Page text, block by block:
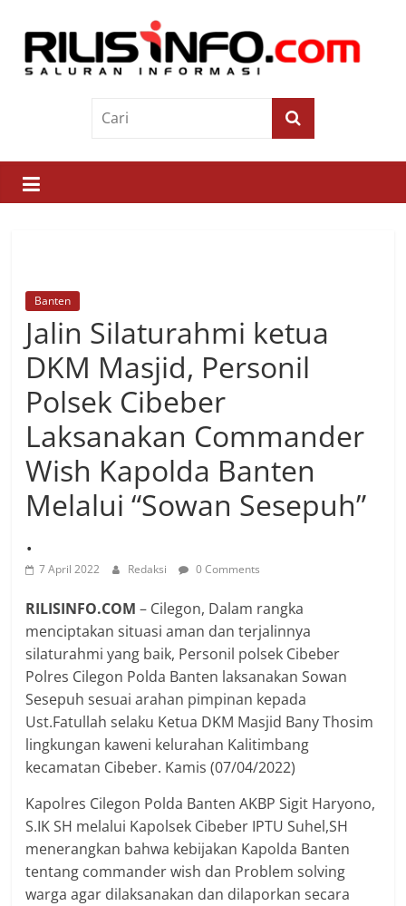
contentRilis
Saluran
Informasi
Banten
Jalin Silaturahmi ketua
DKM Masjid, Personil
Polsek Cibeber
Laksanakan Commander
Wish Kapolda Banten
Melalui “Sowan Sesepuh”
.
7 April 2022 Redaksi 0 Comments
RILISINFO.COM – Cilegon, Dalam rangka
menciptakan situasi aman dan terjalinnya
silaturahmi yang baik, Personil polsek Cibeber
Polres Cilegon Polda Banten laksanakan Sowan
Sesepuh sesuai arahan pimpinan kepada
Ust.Fatullah selaku Ketua DKM Masjid Bany Thosim
lingkungan kaweni kelurahan Kalitimbang
kecamatan Cibeber. Kamis (07/04/2022)
Kapolres Cilegon Polda Banten AKBP Sigit Haryono,
S.IK SH melalui Kapolsek Cibeber IPTU Suhel,SH
menerangkan bahwa kebijakan Kapolda Banten
tentang commander wish dan Problem solving
warga agar dilaksanakan dan dilaporkan secara